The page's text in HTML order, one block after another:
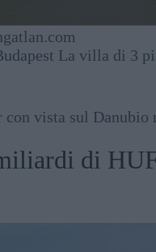
La villa di 3
con vista sul Danubio
di